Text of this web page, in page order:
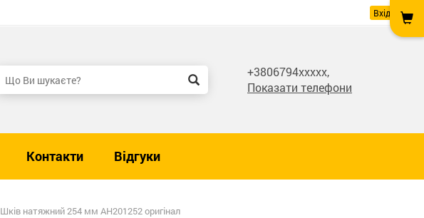
Вхід
+3806794xxxxx,
Показати телефони
Контакти Відгуки
Шків натяжний 254 мм AH201252 оригінал